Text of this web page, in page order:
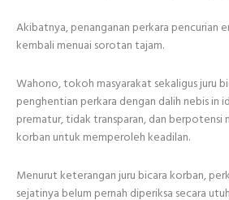
Akibatnya, penanganan perkara pencurian
kembali menuai sorotan tajam.
Wahono, tokoh masyarakat sekaligus juru
penghentian perkara dengan dalih nebis in
prematur, tidak transparan, dan berpotensi
korban untuk memperoleh keadilan.
Menurut keterangan juru bicara korban,
sejatinya belum pernah diperiksa secara